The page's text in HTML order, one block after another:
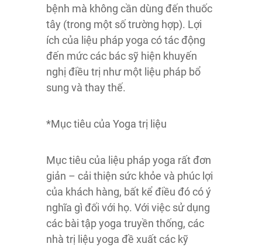
bệnh mà không cần dùng đến thuốc
tây (trong một số trường hợp). Lợi
ích của liệu pháp yoga có tác động
đến mức các bác sỹ hiện khuyến
nghị điều trị như một liệu pháp bổ
sung và thay thế.
*Mục tiêu của Yoga trị liệu
Mục tiêu của liệu pháp yoga rất đơn
giản – cải thiện sức khỏe và phúc lợi
của khách hàng, bất kể điều đó có ý
nghĩa gì đối với họ. Với việc sử dụng
các bài tập yoga truyền thống, các
nhà trị liệu yoga đề xuất các kỹ